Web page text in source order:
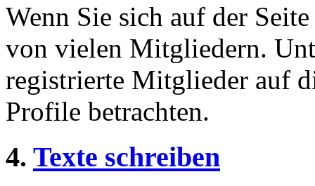
Wenn Sie sich auf der
von vielen Mitgliedern.
registrierte Mitglieder auf
Profile betrachten.
4. Texte schreiben